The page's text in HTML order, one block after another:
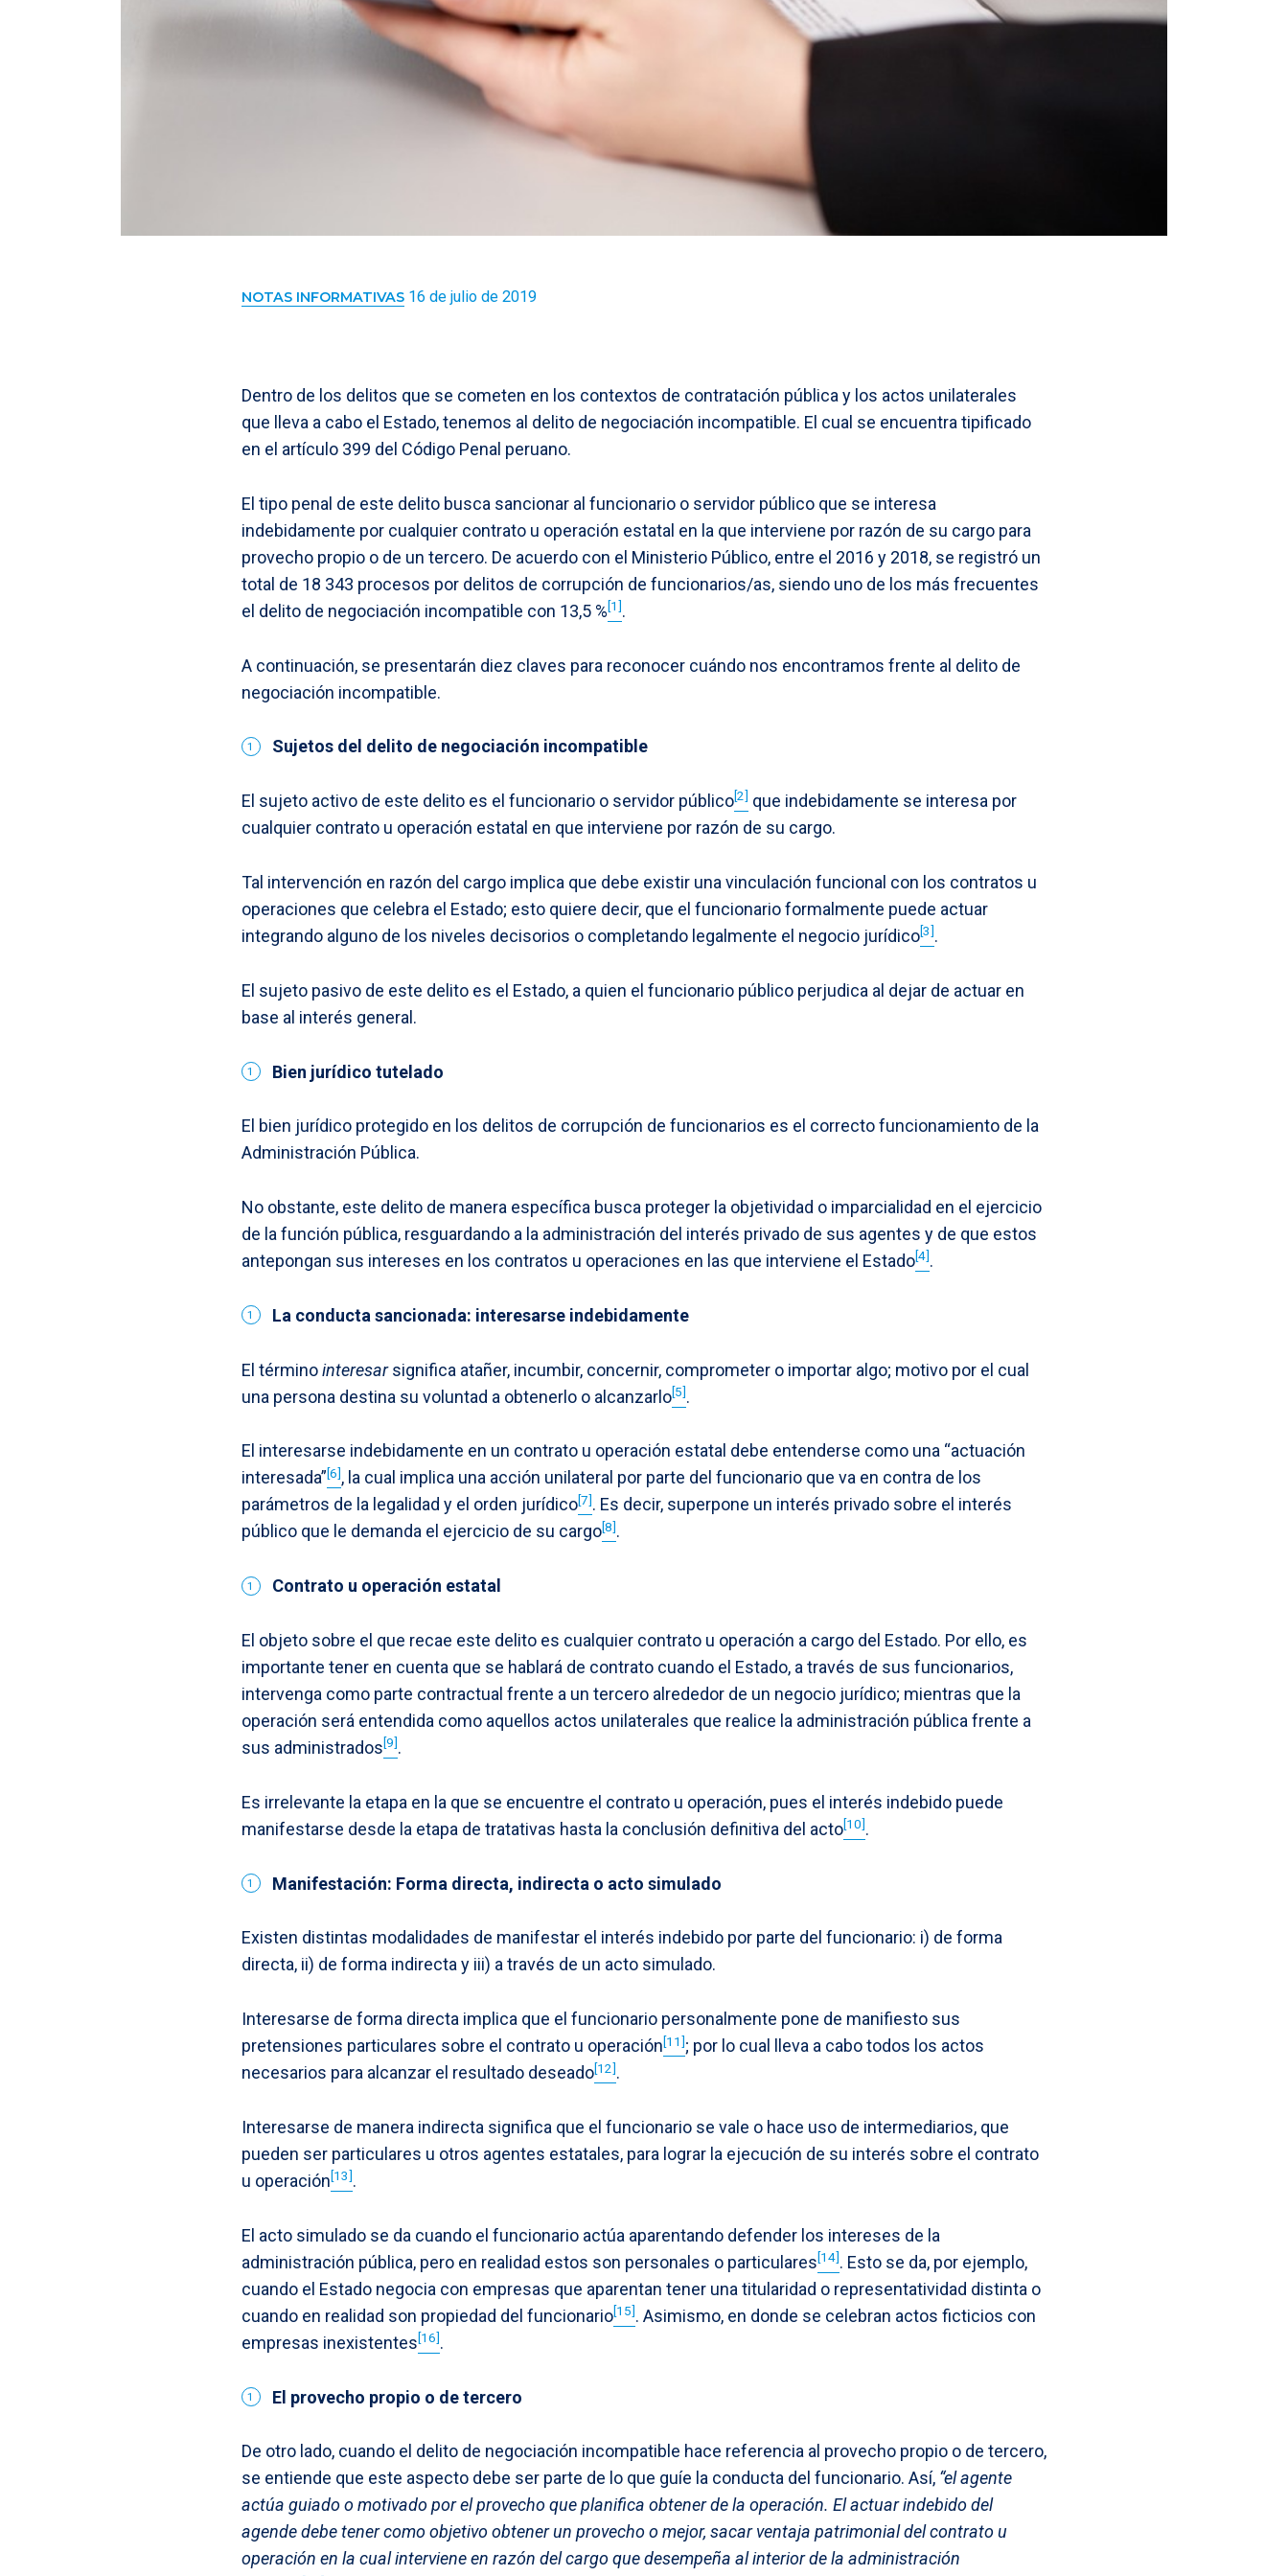
NOTAS INFORMATIVAS 16 de julio de 2019
Dentro de los delitos que se cometen en los contextos de contratación pública y los actos unilaterales
que lleva a cabo el Estado, tenemos al delito de negociación incompatible. El cual se encuentra tipificado
en el artículo 399 del Código Penal peruano.
El tipo penal de este delito busca sancionar al funcionario o servidor público que se interesa
indebidamente por cualquier contrato u operación estatal en la que interviene por razón de su cargo para
provecho propio o de un tercero. De acuerdo con el Ministerio Público, entre el 2016 y 2018, se registró un
total de 18 343 procesos por delitos de corrupción de funcionarios/as, siendo uno de los más frecuentes
el delito de negociación incompatible con 13,5 %[1].
A continuación, se presentarán diez claves para reconocer cuándo nos encontramos frente al delito de
negociación incompatible.
Sujetos del delito de negociación incompatible
El sujeto activo de este delito es el funcionario o servidor público[2] que indebidamente se interesa por
cualquier contrato u operación estatal en que interviene por razón de su cargo.
Tal intervención en razón del cargo implica que debe existir una vinculación funcional con los contratos u
operaciones que celebra el Estado; esto quiere decir, que el funcionario formalmente puede actuar
integrando alguno de los niveles decisorios o completando legalmente el negocio jurídico[3].
El sujeto pasivo de este delito es el Estado, a quien el funcionario público perjudica al dejar de actuar en
base al interés general.
Bien jurídico tutelado
El bien jurídico protegido en los delitos de corrupción de funcionarios es el correcto funcionamiento de la
Administración Pública.
No obstante, este delito de manera específica busca proteger la objetividad o imparcialidad en el ejercicio
de la función pública, resguardando a la administración del interés privado de sus agentes y de que estos
antepongan sus intereses en los contratos u operaciones en las que interviene el Estado[4].
La conducta sancionada: interesarse indebidamente
El términointeresarsignifica atañer, incumbir, concernir, comprometer o importar algo; motivo por el cual
una persona destina su voluntad a obtenerlo o alcanzarlo[5].
El interesarse indebidamente en un contrato u operación estatal debe entenderse como una “actuación
interesada”[6], la cual implica una acción unilateral por parte del funcionario que va en contra de los
parámetros de la legalidad y el orden jurídico[7]. Es decir, superpone un interés privado sobre el interés
público que le demanda el ejercicio de su cargo[8].
Contrato u operación estatal
El objeto sobre el que recae este delito es cualquier contrato u operación a cargo del Estado. Por ello, es
importante tener en cuenta que se hablará de contrato cuando el Estado, a través de sus funcionarios,
intervenga como parte contractual frente a un tercero alrededor de un negocio jurídico; mientras que la
operación será entendida como aquellos actos unilaterales que realice la administración pública frente a
sus administrados[9].
Es irrelevante la etapa en la que se encuentre el contrato u operación, pues el interés indebido puede
manifestarse desde la etapa de tratativas hasta la conclusión definitiva del acto[10].
Manifestación: Forma directa, indirecta o acto simulado
Existen distintas modalidades de manifestar el interés indebido por parte del funcionario: i) de forma
directa, ii) de forma indirecta y iii) a través de un acto simulado.
Interesarse de forma directa implica que el funcionario personalmente pone de manifiesto sus
pretensiones particulares sobre el contrato u operación[11]; por lo cual lleva a cabo todos los actos
necesarios para alcanzar el resultado deseado[12].
Interesarse de manera indirecta significa que el funcionario se vale o hace uso de intermediarios, que
pueden ser particulares u otros agentes estatales, para lograr la ejecución de su interés sobre el contrato
u operación[13].
El acto simulado se da cuando el funcionario actúa aparentando defender los intereses de la
administración pública, pero en realidad estos son personales o particulares[14]. Esto se da, por ejemplo,
cuando el Estado negocia con empresas que aparentan tener una titularidad o representatividad distinta o
cuando en realidad son propiedad del funcionario[15]. Asimismo, en donde se celebran actos ficticios con
empresas inexistentes[16].
El provecho propio o de tercero
De otro lado, cuando el delito de negociación incompatible hace referencia al provecho propio o de tercero,
se entiende que este aspecto debe ser parte de lo que guíe la conducta del funcionario. Así, “el agente
actúa guiado o motivado por el provecho que planifica obtener de la operación. El actuar indebido del
agende debe tener como objetivo obtener un provecho o mejor, sacar ventaja patrimonial del contrato u
operación en la cual interviene en razón del cargo que desempeña al interior de la administración